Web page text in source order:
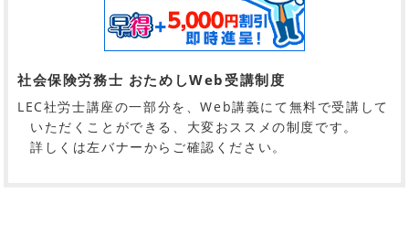
社会保険労務士 おためしWeb受講制度
LEC社労士講座の一部分を、Web講義にて無料で受講して
いただくことができる、大変おススメの制度です。
詳しくは左バナーからご確認ください。